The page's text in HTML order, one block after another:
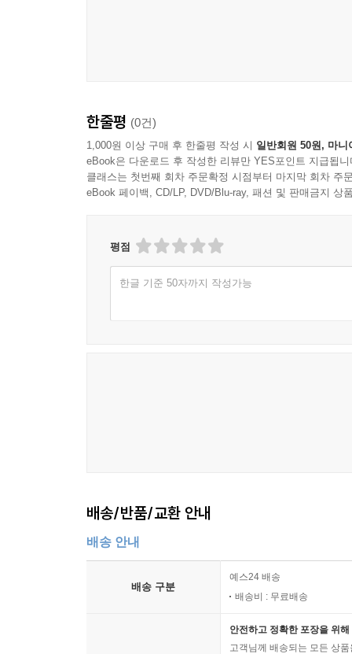
평생 돼지꿈을 꾼 적 없다는 그에겐 오랜 꿈이
차근차근 꿈을 향해 나아가는 그에게 사람
하느냐고.”(153쪽) 이에 “우선, 돈을 주면 아침에
쓸쓸한 모습을 감추지 않고 그럴싸하게 드러낼 줄
그래도 겸손하려고 노력할 것이다. 꾸미지 않은 내
울음을 뺀 삶은 공허함만 남고, 웃음을 뺀 삶은
가만히 들여다보고, 상처를 딛고 앞으로 나아
한줄평 (0건)
1,000원 이상 구매 후 한줄평 작성 시 일반회원 50원, 마니
eBook은 다운로드 후 작성한 리뷰만 YES포인트 지급됩니
클래스는 첫번째 회차 주문확정 시점부터 마지막 회차 주
eBook 페이백, CD/LP, DVD/Blu-ray, 패션 및 판매금지 상
평점
한글 기준 50자까지 작성가능
배송/반품/교환 안내
배송 안내
배송 구분
예스24 배송
배송비 : 무료배송
안전하고 정확한 포장을 위
고객님께 배송되는 모든 상